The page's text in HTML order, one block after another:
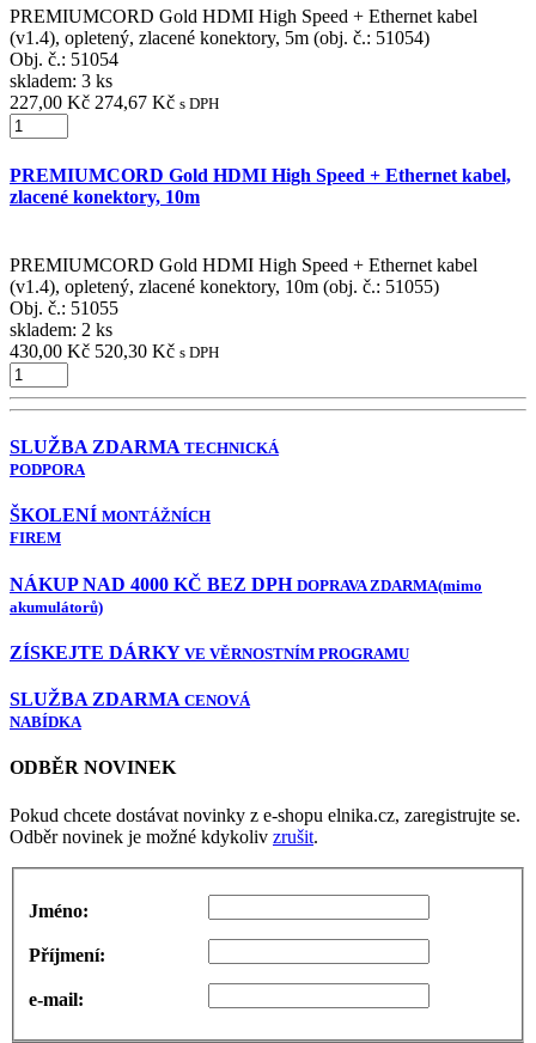
PREMIUMCORD Gold HDMI High Speed + Ethernet kabel
(v1.4), opletený, zlacené konektory, 5m (obj. č.: 51054)
Obj. č.: 51054
skladem: 3 ks
227,00 Kč 274,67 Kč s DPH
PREMIUMCORD Gold HDMI High Speed + Ethernet kabel,
zlacené konektory, 10m
PREMIUMCORD Gold HDMI High Speed + Ethernet kabel
(v1.4), opletený, zlacené konektory, 10m (obj. č.: 51055)
Obj. č.: 51055
skladem: 2 ks
430,00 Kč 520,30 Kč s DPH
SLUŽBA ZDARMA TECHNICKÁ
PODPORA
ŠKOLENÍ MONTÁŽNÍCH
FIREM
NÁKUP NAD 4000 KČ BEZ DPH DOPRAVA ZDARMA(mimo
akumulátorů)
ZÍSKEJTE DÁRKY VE VĚRNOSTNÍM PROGRAMU
SLUŽBA ZDARMA CENOVÁ
NABÍDKA
ODBĚR NOVINEK
Pokud chcete dostávat novinky z e-shopu elnika.cz, zaregistrujte se.
Odběr novinek je možné kdykoliv zrušit.
Jméno:
Příjmení:
e-mail: